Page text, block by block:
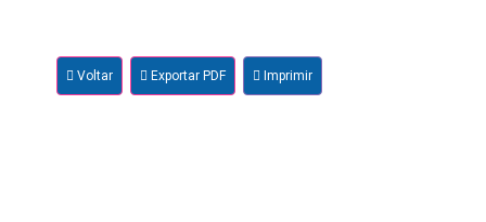
Voltar Exportar PDF Imprimir